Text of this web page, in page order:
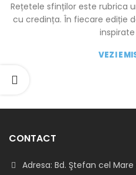
Rețetele sfinților este rubrica
cu credința. În fiecare ediție
inspirate
VEZI
CONTACT
Adresa: Bd. Ştefan cel